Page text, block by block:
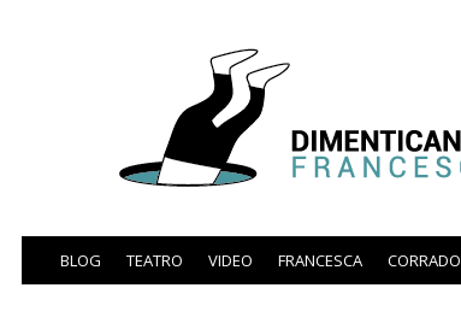
BLOG TEATRO VIDEO FRANCESCA CORRADO